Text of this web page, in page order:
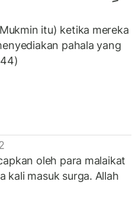
itu) ketika mereka
pahala yang
44)
oleh para malaikat
kali masuk surga. Allah